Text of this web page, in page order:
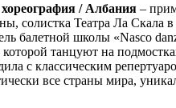
/ Албания –
солистка Театра Ла Скала
балетной школы «Nasco
танцуют на
с классическим
все страны мира,